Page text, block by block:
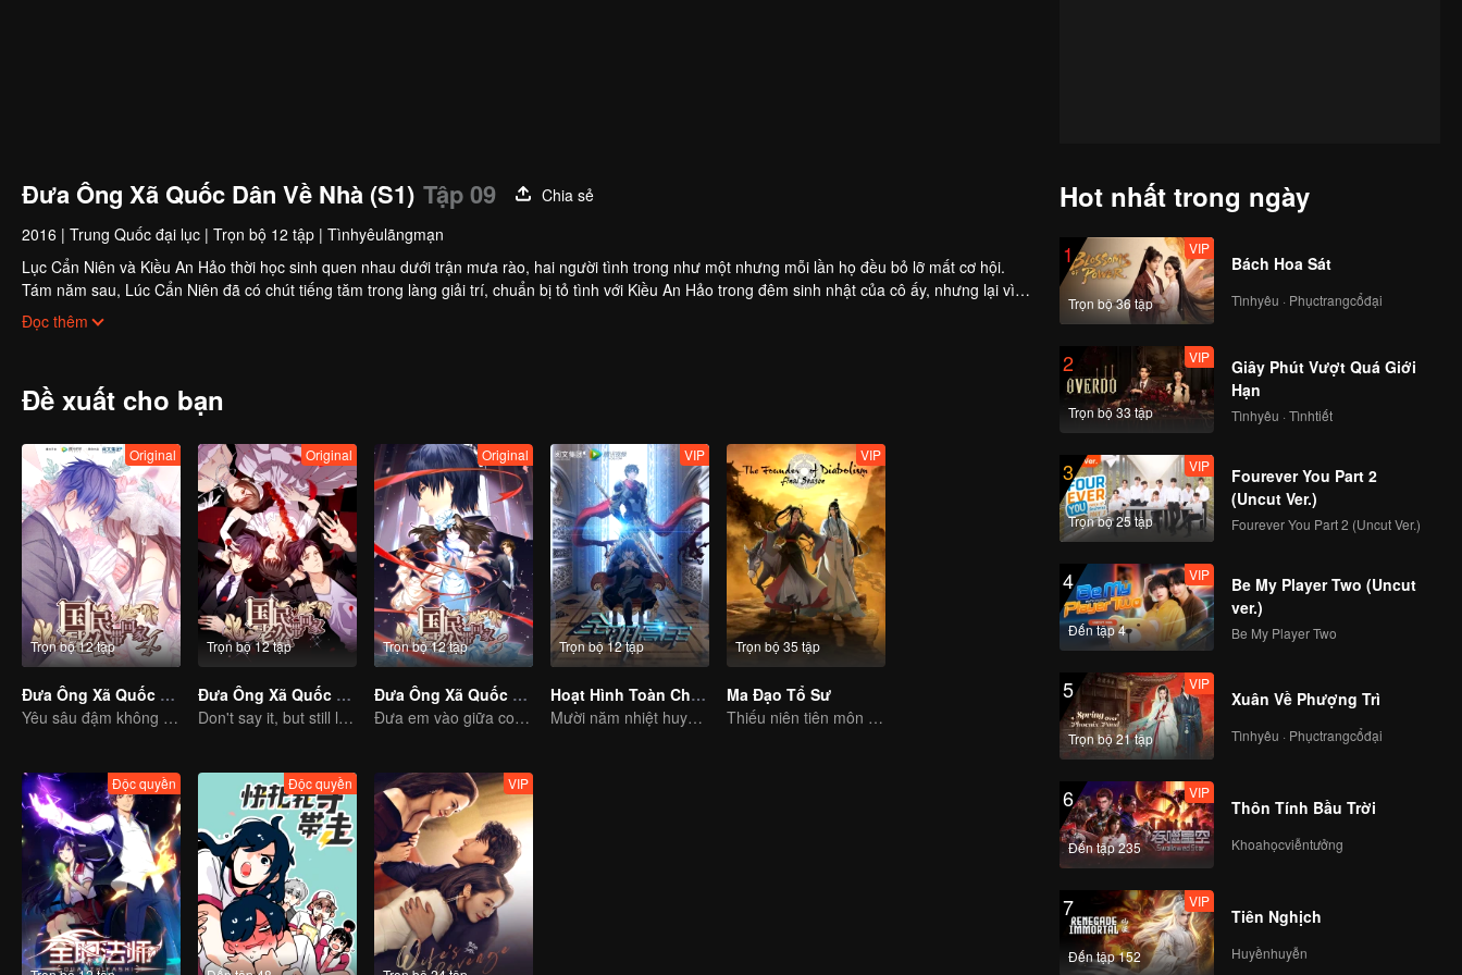
Đưa Ông Xã Quốc Dân Về Nhà (S1) Tập 09
Chia sẻ
2016 | Trung Quốc đại lục | Trọn bộ 12 tập | Tìnhyêulãngmạn
Lục Cẩn Niên và Kiều An Hảo thời học sinh quen nhau dưới trận mưa rào, hai người tình trong như một nhưng mỗi lần họ đều bỏ lỡ mất cơ hội.
Tám năm sau, Lúc Cẩn Niên đã có chút tiếng tăm trong làng giải trí, chuẩn bị tỏ tình với Kiều An Hảo trong đêm sinh nhật của cô ấy, nhưng lại vì
hiểu lầm mà thất bại. Tình cảm của hai người vì hiểu lầm hết lần này đến lần khác, cộng thêm khoảng cách do sự ngăn cản của người xung quanh,
cho đến ngày Kiều An Hảo biết được sự thật....
Đọc thêm
Đề xuất cho bạn
Trọn bộ 12 tập
Original
Đưa Ông Xã Quốc Dân Về Nhà (S4)
Yêu sâu đậm không cần nói nhiều
Trọn bộ 12 tập
Original
Đưa Ông Xã Quốc Dân Về Nhà (S2)
Don't say it, but still love you
Trọn bộ 12 tập
Original
Đưa Ông Xã Quốc Dân Về Nhà (S3)
Đưa em vào giữa con tim anh
Trọn bộ 12 tập
VIP
Hoạt Hình Toàn Chức Cao Thủ
Mười năm nhiệt huyết viết nên huy hoàng của game thể thao điện tử
Trọn bộ 35 tập
VIP
Ma Đạo Tổ Sư
Thiếu niên tiên môn trừ hại xua đuổi ta ma cho người dân
Độc quyền Độc quyền VIP
Hot nhất trong ngày
1
Trọn bộ 36 tập
VIP
Bách Hoa Sát
Tìnhyêu · Phụctrangcổđại
2
Trọn bộ 33 tập
VIP
Giây Phút Vượt Quá Giới
Hạn
Tìnhyêu · Tìnhtiết
3
Trọn bộ 25 tập
VIP
Fourever You Part 2
(Uncut Ver.)
Fourever You Part 2 (Uncut Ver.)
4
Đến tập 4
VIP
Be My Player Two (Uncut
ver.)
Be My Player Two
5
Trọn bộ 21 tập
VIP
Xuân Về Phượng Trì
Tìnhyêu · Phụctrangcổđại
6
Đến tập 235
VIP
Thôn Tính Bầu Trời
Khoahọcviễntưởng
7
Đến tập 152
VIP
Tiên Nghịch
Huyềnhuyễn